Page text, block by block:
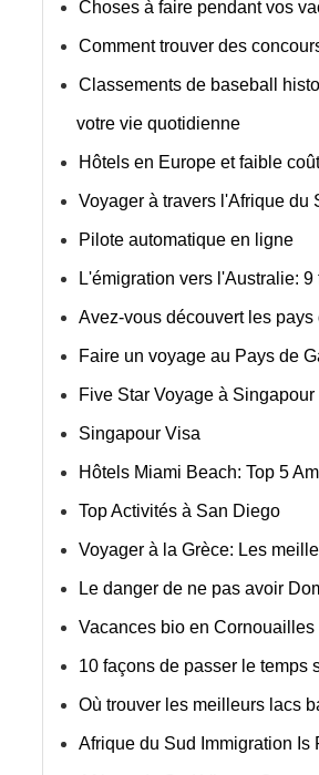
Choses à faire pendant vos
Comment trouver des
Classements de baseball
votre vie quotidienne
Hôtels en Europe et faible
Voyager à travers l'Afrique du
Pilote automatique en ligne
L'émigration vers l'Australie:
Avez-vous découvert les
Faire un voyage au Pays de
Five Star Voyage à Singapour
Singapour Visa
Hôtels Miami Beach: Top 5
Top Activités à San Diego
Voyager à la Grèce: Les
Le danger de ne pas avoir
Vacances bio en Cornouailles
10 façons de passer le temps
Où trouver les meilleurs lacs
Afrique du Sud Immigration Is